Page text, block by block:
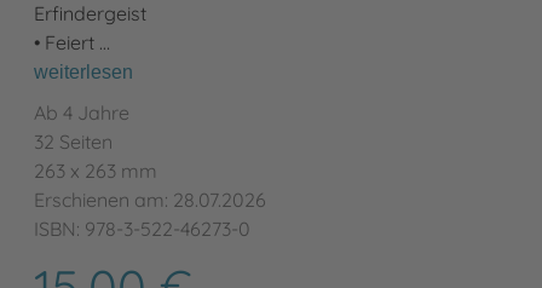
Erfindergeist
• Feiert …
weiterlesen
Ab 4 Jahre
32 Seiten
263 x 263 mm
Erschienen am: 28.07.2026
ISBN: 978-3-522-46273-0